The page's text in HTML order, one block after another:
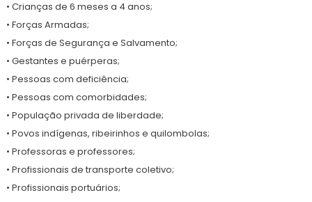
• Crianças de 6 meses a 4 anos;
• Forças Armadas;
• Forças de Segurança e Salvamento;
• Gestantes e puérperas;
• Pessoas com deficiência;
• Pessoas com comorbidades;
• População privada de liberdade;
• Povos indígenas, ribeirinhos e quilombolas;
• Professoras e professores;
• Profissionais de transporte coletivo;
• Profissionais portuários;